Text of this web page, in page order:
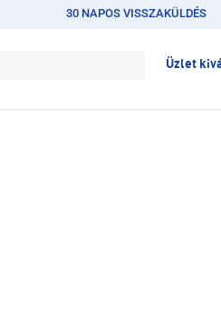
30 NAPOS VISSZAKÜLDÉS
Üzlet